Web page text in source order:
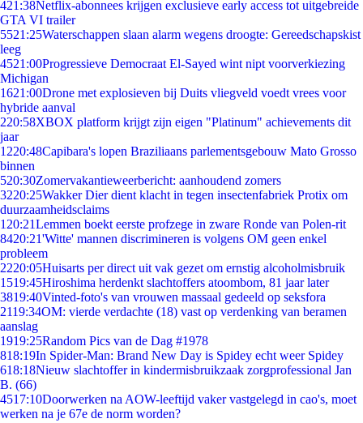
421:38Netflix-abonnees krijgen exclusieve early access tot uitgebreide
GTA VI trailer
5521:25Waterschappen slaan alarm wegens droogte: Gereedschapskist
leeg
4521:00Progressieve Democraat El-Sayed wint nipt voorverkiezing
Michigan
1621:00Drone met explosieven bij Duits vliegveld voedt vrees voor
hybride aanval
220:58XBOX platform krijgt zijn eigen "Platinum" achievements dit
jaar
1220:48Capibara's lopen Braziliaans parlementsgebouw Mato Grosso
binnen
520:30Zomervakantieweerbericht: aanhoudend zomers
3220:25Wakker Dier dient klacht in tegen insectenfabriek Protix om
duurzaamheidsclaims
1 20:21Lemmen boekt eerste profzege in zware Ronde van Polen-rit
8420:21'Witte' mannen discrimineren is volgens OM geen enkel
probleem
2220:05Huisarts per direct uit vak gezet om ernstig alcoholmisbruik
1519:45Hiroshima herdenkt slachtoffers atoombom, 81 jaar later
3819:40Vinted-foto's van vrouwen massaal gedeeld op seksfora
2119:34OM: vierde verdachte (18) vast op verdenking van beramen
aanslag
1919:25Random Pics van de Dag #1978
818:19In Spider-Man: Brand New Day is Spidey echt weer Spidey
618:18Nieuw slachtoffer in kindermisbruikzaak zorgprofessional Jan
B. (66)
4517:10Doorwerken na AOW-leeftijd vaker vastgelegd in cao's, moet
werken na je 67e de norm worden?